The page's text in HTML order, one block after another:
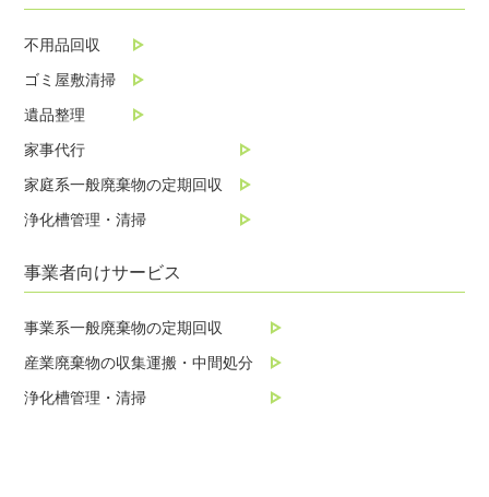
不用品回収
ゴミ屋敷清掃
遺品整理
家事代行
家庭系一般廃棄物の定期回収
浄化槽管理・清掃
事業者向けサービス
事業系一般廃棄物の定期回収
産業廃棄物の収集運搬・中間処分
浄化槽管理・清掃